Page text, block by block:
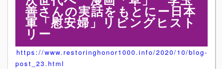
善さんの実話をもとにー日本
軍「慰安婦」リビングヒスト
リー
https://www.restoringhonor1000.info/2020/10/blog-
post_23.html